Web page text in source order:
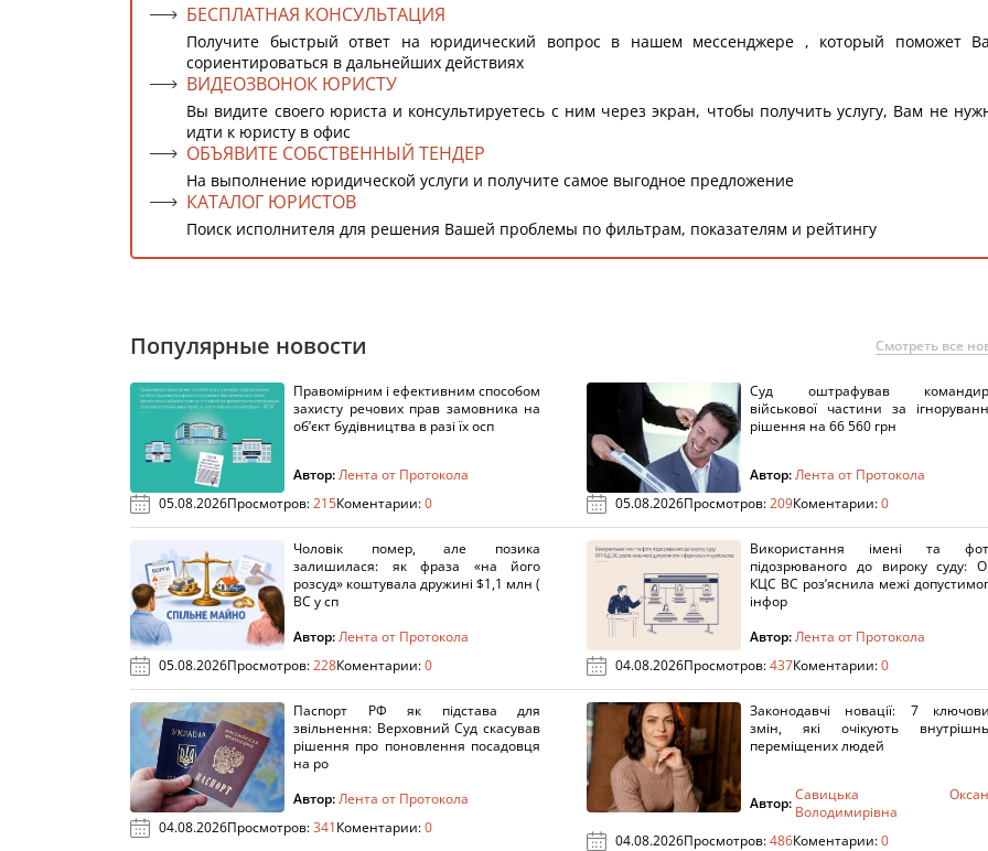
БЕСПЛАТНАЯ КОНСУЛЬТАЦИЯ
Получите быстрый ответ на юридический вопрос в нашем мессенджере , который поможет
сориентироваться в дальнейших действиях
ВИДЕОЗВОНОК ЮРИСТУ
Вы видите своего юриста и консультируетесь с ним через экран, чтобы получить услугу, Вам не
идти к юристу в офис
ОБЪЯВИТЕ СОБСТВЕННЫЙ ТЕНДЕР
На выполнение юридической услуги и получите самое выгодное предложение
КАТАЛОГ ЮРИСТОВ
Поиск исполнителя для решения Вашей проблемы по фильтрам, показателям и рейтингу
Популярные новости Смотреть все
Правомірним і ефективним способом
захисту речових прав замовника на
об’єкт будівництва в разі їх осп
Автор:Лента от Протокола
05.08.2026Просмотров:215Коментарии:0
Суд оштрафував
військової частини за
рішення на 66 560 грн
Автор:Лента от Протокола
05.08.2026Просмотров:209Коментарии:0
Чоловік помер, але позика
залишилася: як фраза «на його
розсуд» коштувала дружині $1,1 млн (
ВС у сп
Автор:Лента от Протокола
05.08.2026Просмотров:228Коментарии:0
Використання імені та
підозрюваного до вироку суду:
КЦС ВС роз’яснила межі
інфор
Автор:Лента от Протокола
04.08.2026Просмотров:437Коментарии:0
Паспорт РФ як підстава для
звільнення: Верховний Суд скасував
рішення про поновлення посадовця
на ро
Автор:Лента от Протокола
04.08.2026Просмотров:341Коментарии:0
Законодавчі новації: 7
змін, які очікують
переміщених людей
Автор:Савицька
Володимирівна
04.08.2026Просмотров:486Коментарии:0